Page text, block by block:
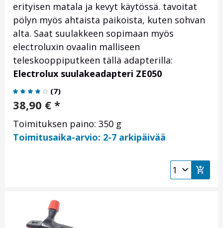
erityisen matala ja kevyt käytössä. tavoitat
pölyn myös ahtaista paikoista, kuten sohvan
alta. Saat suulakkeen sopimaan myös
electroluxin ovaalin malliseen
teleskooppiputkeen tällä adapterilla:
Electrolux suulakeadapteri ZE050
(7)
38,90 € *
Toimituksen paino: 350 g
Toimitusaika-arvio: 2-7 arkipäivää